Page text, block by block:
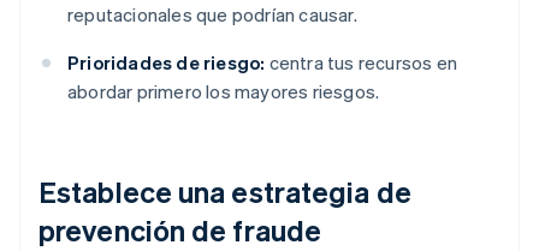
reputacionales que podrían causar.
Prioridades de riesgo: centra tus recursos en
abordar primero los mayores riesgos.
Establece una estrategia de
prevención de fraude